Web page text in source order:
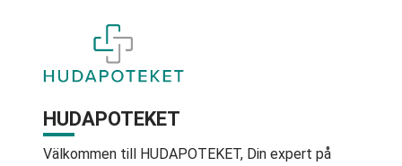
HUDAPOTEKET
Välkommen till HUDAPOTEKET, Din expert på